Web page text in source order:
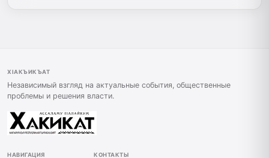
ХIАКЪИКЪАТ
Независимый взгляд на актуальные события, общественные
проблемы и решения власти.
НАВИГАЦИЯ КОНТАКТЫ